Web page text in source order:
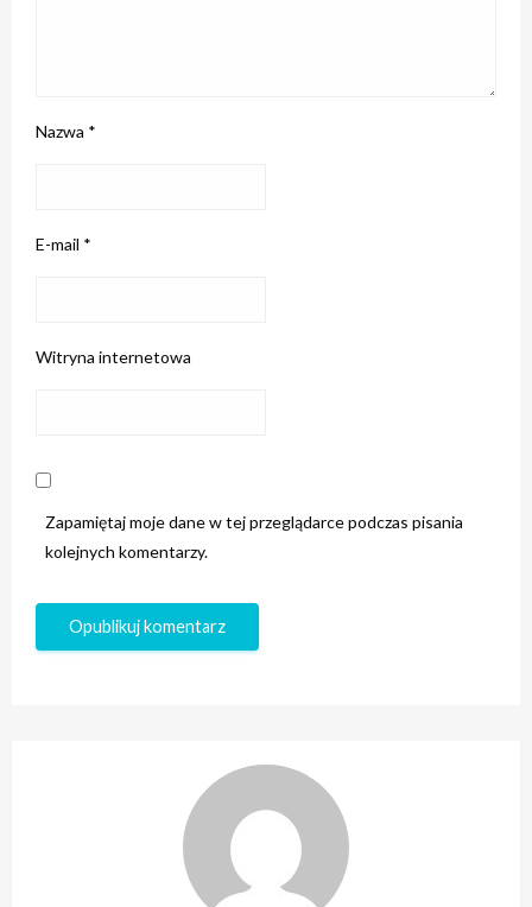
Nazwa *
E-mail *
Witryna internetowa
Zapamiętaj moje dane w tej przeglądarce podczas pisania
kolejnych komentarzy.